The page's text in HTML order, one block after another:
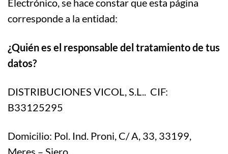
Electrónico, se hace constar que esta página
corresponde a la entidad:
¿Quién es el responsable del tratamiento de tus
datos?
DISTRIBUCIONES VICOL, S.L.. CIF:
B33125295
Domicilio: Pol. Ind. Proni, C/ A, 33, 33199,